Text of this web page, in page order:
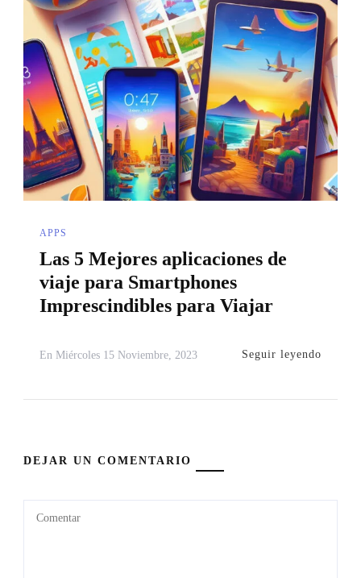
APPS
Las 5 Mejores aplicaciones de
viaje para Smartphones
Imprescindibles para Viajar
En Miércoles 15 Noviembre, 2023 Seguir leyendo
DEJAR UN COMENTARIO